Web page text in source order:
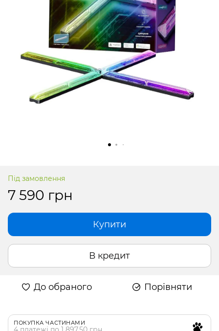
Під замовлення
7 590 грн
Купити
В кредит
До обраного Порівняти
ПОКУПКА ЧАСТИНАМИ